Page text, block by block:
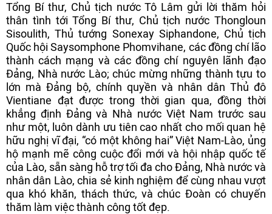
Tổng Bí thư, Chủ tịch nước Tô Lâm gửi lời thăm hỏi
thân tình tới Tổng Bí thư, Chủ tịch nước Thongloun
Sisoulith, Thủ tướng Sonexay Siphandone, Chủ tịch
Quốc hội Saysomphone Phomvihane, các đồng chí lão
thành cách mạng và các đồng chí nguyên lãnh đạo
Đảng, Nhà nước Lào; chúc mừng những thành tựu to
lớn mà Đảng bộ, chính quyền và nhân dân Thủ đô
Vientiane đạt được trong thời gian qua, đồng thời
khẳng định Đảng và Nhà nước Việt Nam trước sau
như một, luôn dành ưu tiên cao nhất cho mối quan hệ
hữu nghị vĩ đại, “có một không hai” Việt Nam-Lào, ủng
hộ mạnh mẽ công cuộc đổi mới và hội nhập quốc tế
của Lào, sẵn sàng hỗ trợ tối đa cho Đảng, Nhà nước và
nhân dân Lào, chia sẻ kinh nghiệm để cùng nhau vượt
qua khó khăn, thách thức, và chúc Đoàn có chuyến
thăm làm việc thành công tốt đẹp.